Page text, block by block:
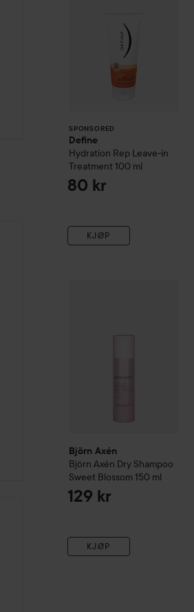
SPONSORED
Define
Hydration Rep Leave-in
Treatment 100 ml
80 kr
KJØP
Björn Axén
Björn Axén Dry Shampoo
Sweet Blossom 150 ml
129 kr
KJØP